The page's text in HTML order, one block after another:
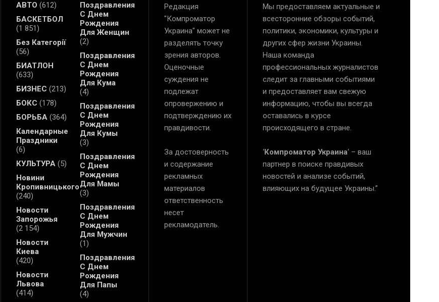
АВТО (612)
БАСКЕТБОЛ
(1 851)
Без Категорії
(56)
БИАТЛОН
(633)
БИЗНЕС (213)
БОКС (178)
БОРЬБА (364)
Календарные
Праздники
(6)
КУЛЬТУРА (5)
Новини
Кропивницького
(240)
Новости
Запорожья
(2 154)
Новости
Киева
(420)
Новости
Львова
(414)
Поздравления
С Днем
Рождения
Для Женщин
(2)
Поздравления
С Днем
Рождения
Для Кума
(4)
Поздравления
С Днем
Рождения
Для Кумы
(3)
Поздравления
С Днем
Рождения
Для Мамы
(3)
Поздравления
С Днем
Рождения
Для Мужчин
(1)
Поздравления
С Днем
Рождения
Для Папы
(4)
Редакция
"Компроматор
Украина" может не
разделять точку
зрения авторов.
Оценочные
суждения не
подлежат
опровержению и
подтверждению их
правдивости.
За достоверность
и содержание
рекламных
материалов
ответственность
несет
рекламодатель.
Мы предоставляем актуальные и
всесторонние обзоры событий,
политики, экономики, культуры и
других сфер жизни Украины.
Наша команда
профессиональных журналистов
следит за главными событиями
и предоставляет вам свежую
информацию, чтобы вы всегда
оставались в курсе
происходящего в стране.
‘Компроматор Украина‘ – ваш
партнер в поиске правдивых
новостей и анализе событий,
влияющих на будущее Украины.”